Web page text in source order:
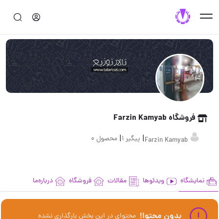
فروشگاه Farzin Kamyab
| پیگیر 1 | محصول 0
نمایشگاه ویدئوها مقالات فروشگاه درباره‌ما
بدون محتوا! محتوای در این بخش بارگذاری نشده